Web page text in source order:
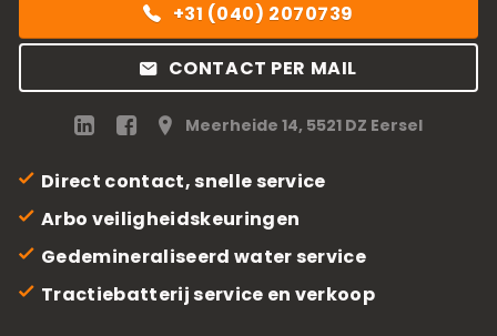
+31 (040) 2070739
CONTACT PER MAIL
Meerheide 14, 5521 DZ Eersel
Direct contact, snelle service
Arbo veiligheidskeuringen
Gedemineraliseerd water service
Tractiebatterij service en verkoop